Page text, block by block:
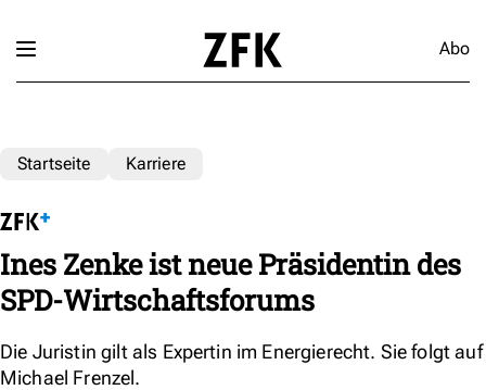
Abo
Startseite Karriere
Ines Zenke ist neue Präsidentin des
SPD-Wirtschaftsforums
Die Juristin gilt als Expertin im Energierecht. Sie folgt auf
Michael Frenzel.